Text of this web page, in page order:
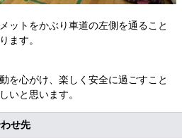
ットをかぶり車道の左側を通ること
ます。
を心がけ、楽しく安全に過ごすこと
いと思います。
せ先